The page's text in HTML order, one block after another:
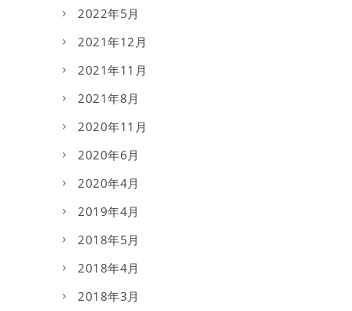
2022年5月
2021年12月
2021年11月
2021年8月
2020年11月
2020年6月
2020年4月
2019年4月
2018年5月
2018年4月
2018年3月